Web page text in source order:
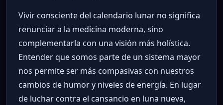
Vivir consciente del calendario lunar no significa
renunciar a la medicina moderna, sino
complementarla con una visión más holística.
Entender que somos parte de un sistema mayor
nos permite ser más compasivas con nuestros
cambios de humor y niveles de energía. En lugar
de luchar contra el cansancio en luna nueva,